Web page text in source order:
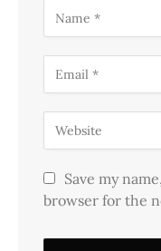
Save my
browser for the